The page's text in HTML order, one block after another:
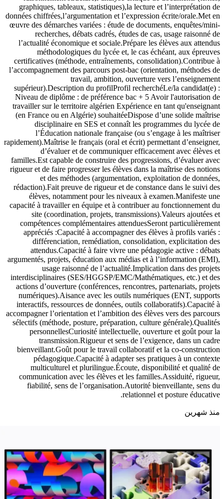
graphiques, tableaux, statistiques),la lecture et l’interprétation de
données chiffrées,l’argumentation et l’expression écrite/orale.Met en
œuvre des démarches variées : étude de documents, enquêtes/mini-
recherches, débats cadrés, études de cas, usage raisonné de
l’actualité économique et sociale.Prépare les élèves aux attendus
méthodologiques du lycée et, le cas échéant, aux épreuves
certificatives (méthode, entraînements, consolidation).Contribue à
l’accompagnement des parcours post-bac (orientation, méthodes de
travail, ambition, ouverture vers l’enseignement
supérieur).Description du profilProfil recherchéLe/la candidat(e) :
Niveau de diplôme : de préférence bac + 5 Avoir l'autorisation de
travailler sur le territoire algérien Expérience en tant qu'enseignant
(en France ou en Algérie) souhaitéeDispose d’une solide maîtrise
disciplinaire en SES et connaît les programmes du lycée de
l’Éducation nationale française (ou s’engage à les maîtriser
rapidement).Maîtrise le français (oral et écrit) permettant d’enseigner,
d’évaluer et de communiquer efficacement avec élèves et
familles.Est capable de construire des progressions, d’évaluer avec
rigueur et de faire progresser les élèves dans la maîtrise des notions
et des méthodes (argumentation, exploitation de données,
rédaction).Fait preuve de rigueur et de constance dans le suivi des
élèves, notamment pour les niveaux à examen.Manifeste une
capacité à travailler en équipe et à contribuer au fonctionnement du
site (coordination, projets, transmissions).Valeurs ajoutées et
compétences complémentaires attenduesSeront particulièrement
appréciés :Capacité à accompagner des élèves à profils variés :
différenciation, remédiation, consolidation, explicitation des
attendus.Capacité à faire vivre une pédagogie active : débats
argumentés, projets, éducation aux médias et à l’information (EMI),
usage raisonné de l’actualité.Implication dans des projets
interdisciplinaires (SES/HGGSP/EMC/Mathématiques, etc.) et des
actions d’ouverture (conférences, rencontres, partenariats, projets
numériques).Aisance avec les outils numériques (ENT, supports
interactifs, ressources de données, outils collaboratifs).Capacité à
accompagner l’orientation et l’ambition des élèves vers des parcours
sélectifs (méthode, posture, préparation, culture générale).Qualités
personnellesCuriosité intellectuelle, ouverture et goût pour la
transmission.Rigueur et sens de l’exigence, dans un cadre
bienveillant.Goût pour le travail collaboratif et la co-construction
pédagogique.Capacité à adapter ses pratiques à un contexte
multiculturel et plurilingue.Écoute, disponibilité et qualité de
communication avec les élèves et les familles.Assiduité, rigueur,
fiabilité, sens de l’organisation.Autorité bienveillante, sens du
relationnel et posture éducative.
منذ شهرين